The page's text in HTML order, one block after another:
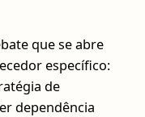
que se abre
específico:
de
dependência